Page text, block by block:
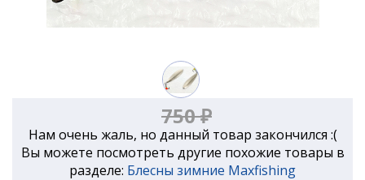
750 ₽
Нам очень жаль, но данный товар закончился :(
Вы можете посмотреть другие похожие товары в
разделе: Блесны зимние Maxfishing